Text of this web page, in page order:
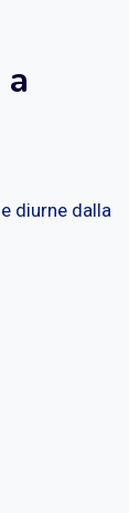
diurne dalla